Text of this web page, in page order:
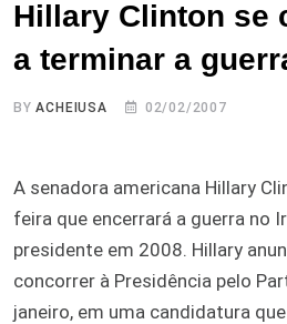
Hillary Clinton se
a terminar a
BYACHEIUSA 02/02/2007
A senadora americana Hillary
feira que encerrará a guerra no
presidente em 2008. Hillary
concorrer à Presidência pelo
janeiro, em uma candidatura